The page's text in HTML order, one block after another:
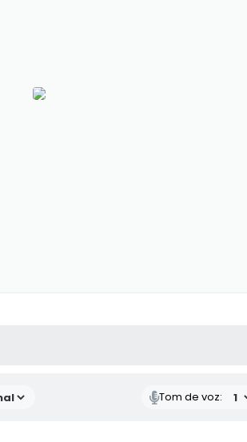
Tom de voz: